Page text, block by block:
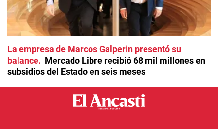
La empresa de Marcos Galperin presentó su
balance
Mercado Libre recibió 68 mil millones en
subsidios del Estado en seis meses